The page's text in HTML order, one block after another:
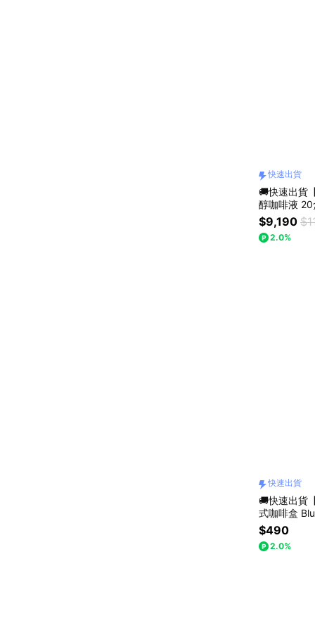
快速出貨
🚚快速出貨
醇咖啡液
$9,190
2.0%
快速出貨
🚚快速出貨
式咖啡盒
$490
2.0%